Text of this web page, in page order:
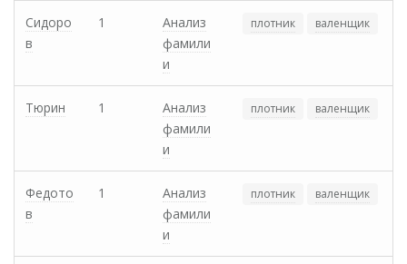
Сидоро
в
1
Анализ
фамили
и
плотник валенщик
Тюрин 1
Анализ
фамили
и
плотник валенщик
Федото
в
1
Анализ
фамили
и
плотник валенщик